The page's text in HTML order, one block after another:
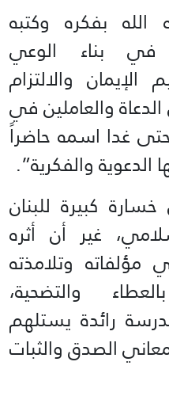
بفكره وكتبه
في بناء الوعي
والالتزام
والعاملين في
حتى غدا اسمه حاضراً
والفكرية”.
كبيرة للبنان
غير أن أثره
مؤلفاته وتلامذته
والتضحية،
رائدة يستلهم
الصدق والثبات